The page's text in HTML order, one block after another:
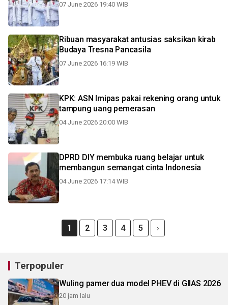
07 June 2026 19:40 WIB
Ribuan masyarakat antusias saksikan kirab
Budaya Tresna Pancasila
07 June 2026 16:19 WIB
KPK: ASN Imipas pakai rekening orang untuk
tampung uang pemerasan
04 June 2026 20:00 WIB
DPRD DIY membuka ruang belajar untuk
membangun semangat cinta Indonesia
04 June 2026 17:14 WIB
1 2 3 4 5
Terpopuler
Wuling pamer dua model PHEV di GIIAS 2026
20 jam lalu